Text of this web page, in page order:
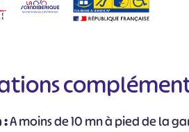
:A moins de 10 mn à pied de la